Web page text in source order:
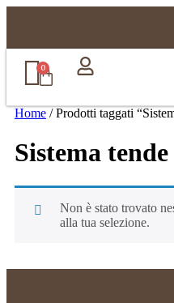
0
Home / Prodotti taggati
Sistema
Non è stato trovato
alla tua selezione.